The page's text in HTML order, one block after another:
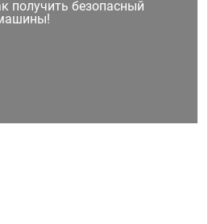
получить безопасный